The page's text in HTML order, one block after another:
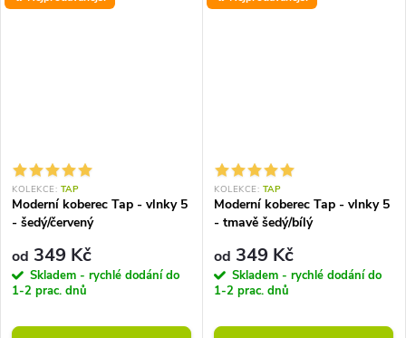
KOLEKCE: TAP
Moderní koberec Tap - vlnky 5
- šedý/červený
od 349 Kč
Skladem - rychlé dodání do
1-2 prac. dnů
KOLEKCE: TAP
Moderní koberec Tap - vlnky 5
- tmavě šedý/bílý
od 349 Kč
Skladem - rychlé dodání do
1-2 prac. dnů